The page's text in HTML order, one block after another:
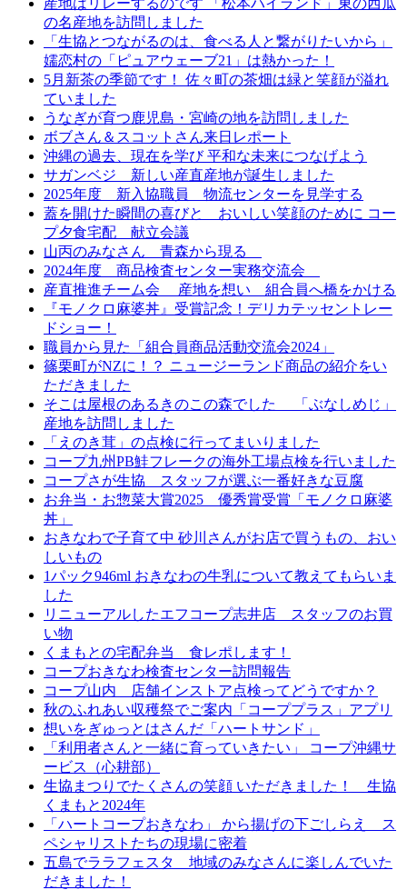
の名産地を訪問しました
「生協とつながるのは、食べる人と繋がりたいから」
嬬恋村の「ピュアウェーブ21」は熱かった！
5月新茶の季節です！ 佐々町の茶畑は緑と笑顔が溢れ
ていました
うなぎが育つ鹿児島・宮崎の地を訪問しました
ボブさん＆スコットさん来日レポート
沖縄の過去、現在を学び 平和な未来につなげよう
サガンベジ 新しい産直産地が誕生しました
2025年度 新入協職員 物流センターを見学する
蓋を開けた瞬間の喜びと おいしい笑顔のために コー
プ夕食宅配 献立会議
山丙のみなさん 青森から現る
2024年度 商品検査センター実務交流会
産直推進チーム会 産地を想い 組合員へ橋をかける
『モノクロ麻婆丼』受賞記念！デリカテッセントレー
ドショー！
職員から見た「組合員商品活動交流会2024」
篠栗町がNZに！？ ニュージーランド商品の紹介をい
ただきました
そこは屋根のあるきのこの森でした 「ぶなしめじ」
産地を訪問しました
「えのき茸」の点検に行ってまいりました
コープ九州PB鮭フレークの海外工場点検を行いました
コープさが生協 スタッフが選ぶ一番好きな豆腐
お弁当・お惣菜大賞2025 優秀賞受賞「モノクロ麻婆
丼」
おきなわで子育て中 砂川さんがお店で買うもの、おい
しいもの
1パック946ml おきなわの牛乳について教えてもらいま
した
リニューアルしたエフコープ志井店 スタッフのお買
い物
くまもとの宅配弁当 食レポします！
コープおきなわ検査センター訪問報告
コープ山内 店舗インストア点検ってどうですか？
秋のふれあい収穫祭でご案内「コーププラス」アプリ
想いをぎゅっとはさんだ「ハートサンド」
「利用者さんと一緒に育っていきたい」 コープ沖縄サ
ービス（心耕部）
生協まつりでたくさんの笑顔 いただきました！ 生協
くまもと2024年
「ハートコープおきなわ」 から揚げの下ごしらえ ス
ペシャリストたちの現場に密着
五島でララフェスタ 地域のみなさんに楽しんでいた
だきました！